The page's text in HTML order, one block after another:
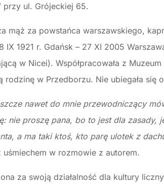
przy ul. Grójeckiej 65.
mąż za powstańca warszawskiego,
IX 1921 r. Gdańsk – 27 XI 2005
w Nicei). Współpracowała z
rodzinę w Przedborzu. Nie ubiegała się
nawet do mnie przewodniczący
nie proszę pana, bo to jest dla zasady,
a ma taki ktoś, kto parę ulotek z
uśmiechem w rozmowie z autorem.
za swoją działalność dla kultury